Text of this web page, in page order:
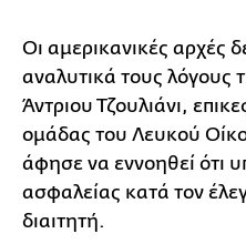
Οι αμερικανικές αρχές
αναλυτικά τους
Άντριου Τζουλιάνι,
ομάδας του Λευκού
άφησε να εννοηθεί ότι
ασφαλείας κατά τον
διαιτητή.